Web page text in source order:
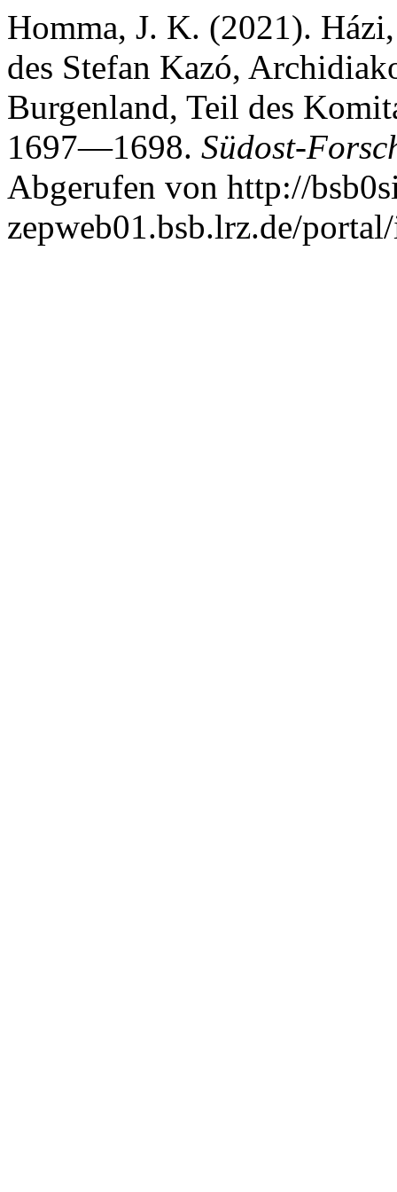
Homma, J. K. (2021).
des Stefan Kazó,
Burgenland, Teil des
1697—1698. Südost-
Abgerufen von http://
zepweb01.bsb.lrz.de/